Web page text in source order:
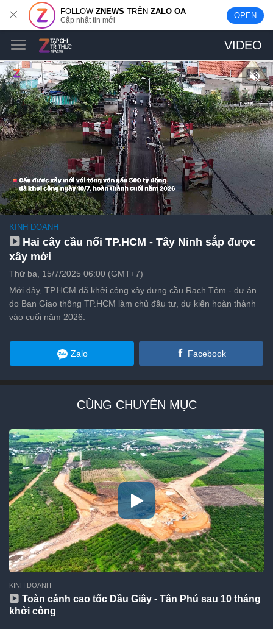
FOLLOWZNEWS TRÊNZALO OA
Cập nhật tin mới OPEN
VIDEO
KINH DOANH
Hai cây cầu nối TP.HCM - Tây Ninh sắp được
xây mới
Thứ ba, 15/7/2025 06:00 (GMT+7)
Mới đây, TP.HCM đã khởi công xây dựng cầu Rạch Tôm - dự án
do Ban Giao thông TP.HCM làm chủ đầu tư, dự kiến hoàn thành
vào cuối năm 2026.
Zalo Facebook
KINH DOANH
Toàn cảnh cao tốc Dầu Giây - Tân Phú sau 10 tháng
khởi công